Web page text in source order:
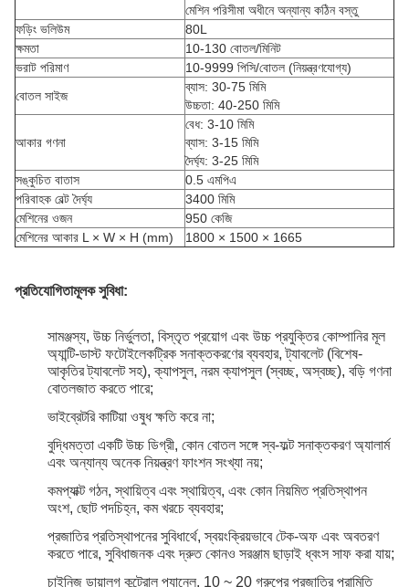
মেশিন পরিসীমা অধীনে অন্যান্য কঠিন বস্তু
ফড়িং ভলিউম
80L
ক্ষমতা
10-130 বোতল/মিনিট
ভরাট পরিমাণ
10-9999 পিসি/বোতল (নিয়ন্ত্রণযোগ্য)
বোতল সাইজ
ব্যাস: 30-75 মিমি
উচ্চতা: 40-250 মিমি
আকার গণনা
বেধ: 3-10 মিমি
ব্যাস: 3-15 মিমি
দৈর্ঘ্য: 3-25 মিমি
সঙ্কুচিত বাতাস
0.5 এমপিএ
পরিবাহক বেল্ট দৈর্ঘ্য
3400 মিমি
মেশিনের ওজন
950 কেজি
মেশিনের আকার L × W × H (mm)
1800 × 1500 × 1665
প্রতিযোগিতামূলক সুবিধা:
সামঞ্জস্য, উচ্চ নির্ভুলতা, বিস্তৃত প্রয়োগ এবং উচ্চ প্রযুক্তির কোম্পানির মূল
অ্যান্টি-ডাস্ট ফটোইলেকট্রিক সনাক্তকরণের ব্যবহার, ট্যাবলেট (বিশেষ-
আকৃতির ট্যাবলেট সহ), ক্যাপসুল, নরম ক্যাপসুল (স্বচ্ছ, অস্বচ্ছ), বড়ি গণনা
বোতলজাত করতে পারে;
ভাইব্রেটরি কাটিয়া ওষুধ ক্ষতি করে না;
বুদ্ধিমত্তা একটি উচ্চ ডিগ্রী, কোন বোতল সঙ্গে স্ব-ফল্ট সনাক্তকরণ অ্যালার্ম
এবং অন্যান্য অনেক নিয়ন্ত্রণ ফাংশন সংখ্যা নয়;
কমপ্যাক্ট গঠন, স্থায়িত্ব এবং স্থায়িত্ব, এবং কোন নিয়মিত প্রতিস্থাপন
অংশ, ছোট পদচিহ্ন, কম খরচে ব্যবহার;
প্রজাতির প্রতিস্থাপনের সুবিধার্থে, স্বয়ংক্রিয়ভাবে টেক-অফ এবং অবতরণ
করতে পারে, সুবিধাজনক এবং দ্রুত কোনও সরঞ্জাম ছাড়াই ধ্বংস সাফ করা যায়;
চাইনিজ ডায়ালগ কন্ট্রোল প্যানেল, 10 ~ 20 গ্রুপের প্রজাতির পরামিতি